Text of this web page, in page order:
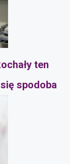
ten
spodoba